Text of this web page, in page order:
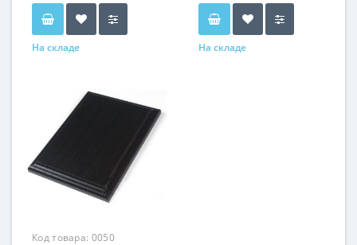
На складе На складе
Код товара: 0050